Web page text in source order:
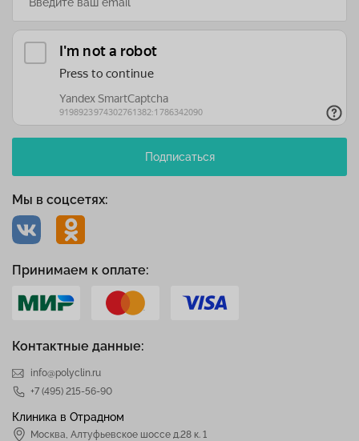
Контактные данные:
info@polyclin.ru
+7 (495) 215-56-90
Клиника в Отрадном
Москва Алтуфьевское шоссе д.28 к. 1
Мы в соцсетях:
Подписаться
Принимаем к оплате: